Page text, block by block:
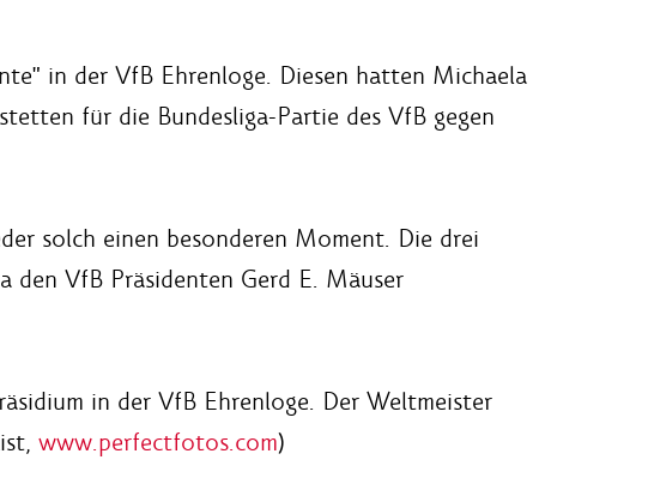
in der VfB Ehrenloge. Diesen hatten Michaela
für die Bundesliga-Partie des VfB gegen
solch einen besonderen Moment. Die drei
den VfB Präsidenten Gerd E. Mäuser
in der VfB Ehrenloge. Der Weltmeister
www.perfectfotos.com)